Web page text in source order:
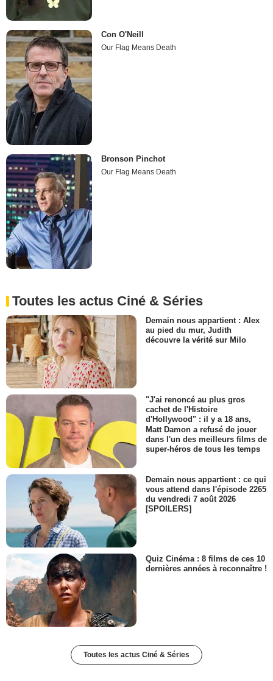
Con O'Neill
Our Flag Means Death
Bronson Pinchot
Our Flag Means Death
Toutes les actus Ciné & Séries
Demain nous appartient : Alex
au pied du mur, Judith
découvre la vérité sur Milo
"J'ai renoncé au plus gros
cachet de l'Histoire
d'Hollywood" : il y a 18 ans,
Matt Damon a refusé de jouer
dans l'un des meilleurs films de
super-héros de tous les temps
Demain nous appartient : ce qui
vous attend dans l'épisode 2265
du vendredi 7 août 2026
[SPOILERS]
Quiz Cinéma : 8 films de ces 10
dernières années à reconnaître !
Toutes les actus Ciné & Séries